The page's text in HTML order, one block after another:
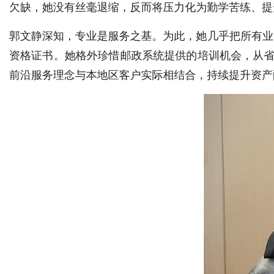
欠缺，她没有丝毫退缩，反而将压力化为勤学苦练、提
郭文静深知，专业是服务之基。为此，她几乎把所有
资格证书。她格外珍惜邮政系统提供的培训机会，从
前沿服务理念与本地区客户实际相结合，持续提升资